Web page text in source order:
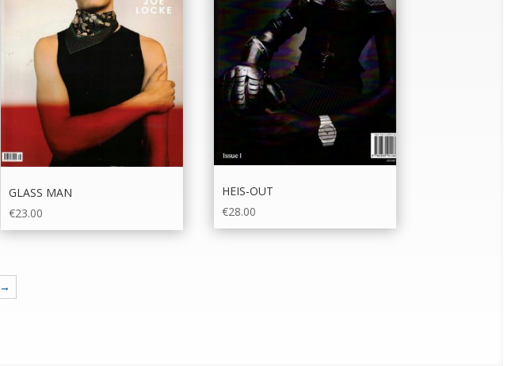
GLASS MAN
€23.00
HEIS-OUT
€28.00
→